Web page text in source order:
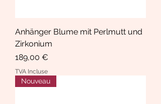
Anhänger Blume mit Perlmutt und
Zirkonium
Prix
189,00 €
TVA Incluse
Nouveau